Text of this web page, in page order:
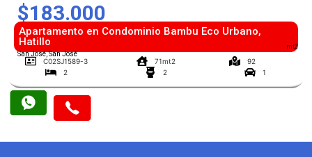
mt2
$183.000
Apartamento en Condominio Bambu Eco Urbano,
Hatillo
San José, San José
C02SJ1589-3 71mt2
92
2
2 1